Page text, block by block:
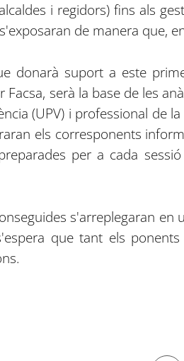
i regidors) fins als
de manera que,
donarà suport a este
serà la base de les
(UPV) i professional de
els corresponents
per a cada
s'arreplegaran
que tant els